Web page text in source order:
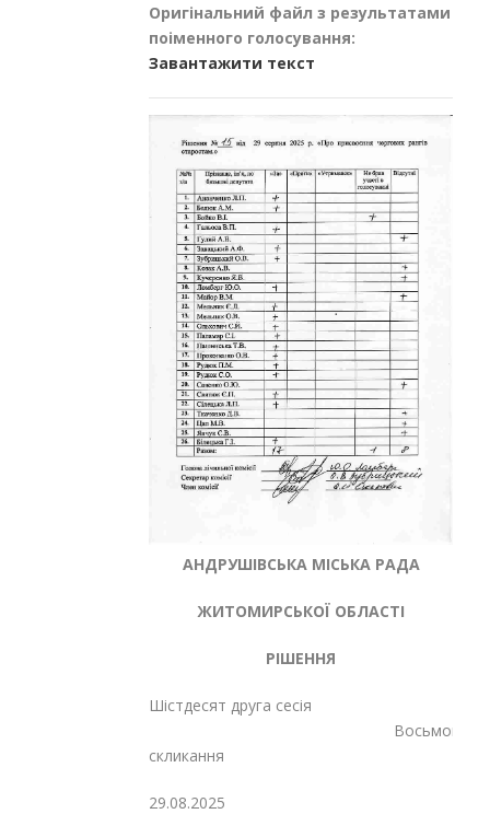
Оригінальний файл з результатами
поіменного голосування:
Завантажити текст
АНДРУШІВСЬКА МІСЬКА РАДА
ЖИТОМИРСЬКОЇ ОБЛАСТІ
РІШЕННЯ
Шістдесят друга сесія
Восьмого
скликання
29.08.2025